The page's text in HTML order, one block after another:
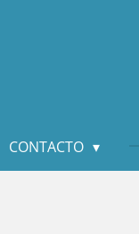
CONTACTO